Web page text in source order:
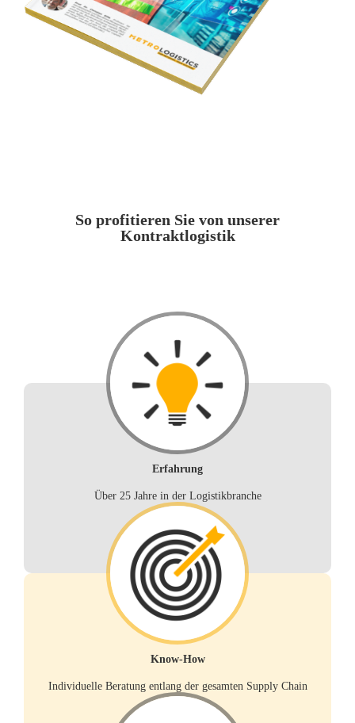
So profitieren Sie von unserer
Kontraktlogistik
Erfahrung
Über 25 Jahre in der Logistikbranche
Know-How
Individuelle Beratung entlang der gesamten Supply Chain